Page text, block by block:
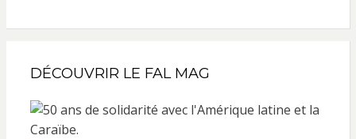
DÉCOUVRIR LE FAL MAG